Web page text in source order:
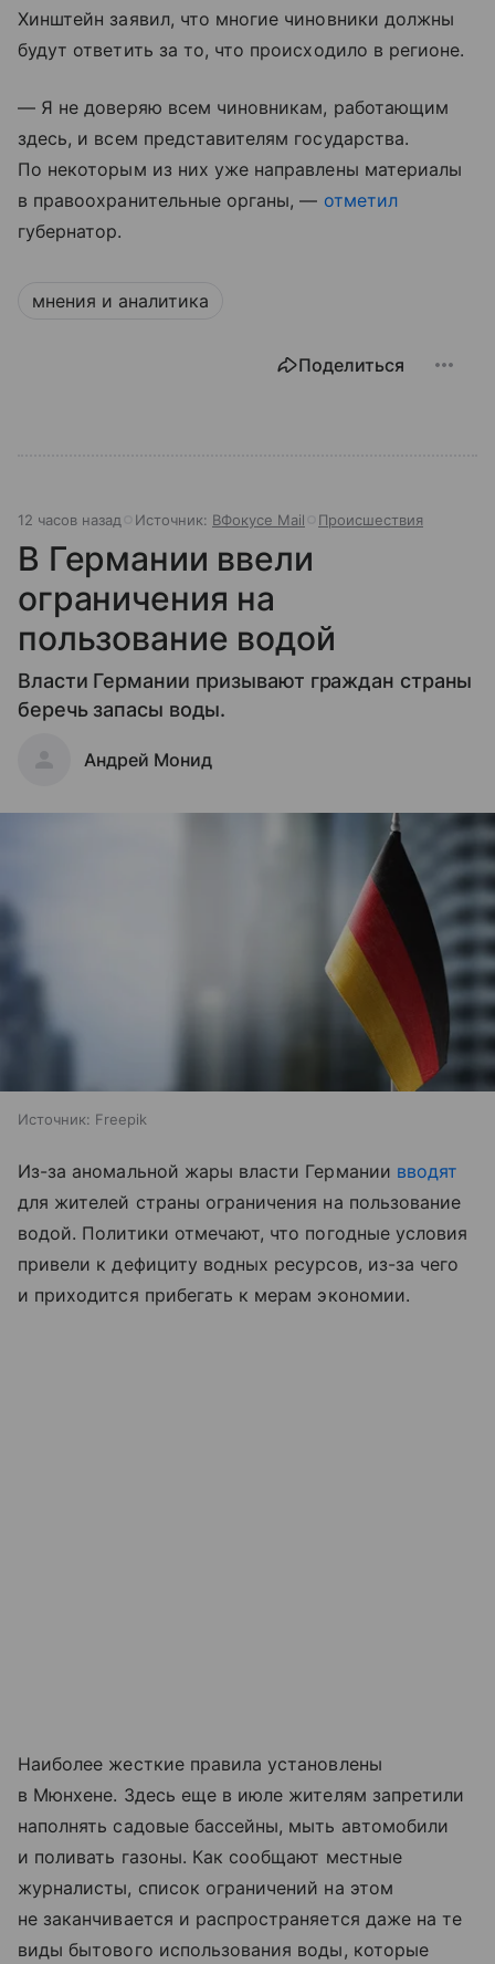
Хинштейн заявил, что многие чиновники должны
будут ответить за то, что происходило в регионе.
— Я не доверяю всем чиновникам, работающим
здесь, и всем представителям государства.
По некоторым из них уже направлены материалы
в правоохранительные органы, — отметил
губернатор.
мнения и аналитика
Поделиться
12 часов назад Источник: ВФокусе Mail Происшествия
В Германии ввели
ограничения на
пользование водой
Власти Германии призывают граждан страны
беречь запасы воды.
Андрей Монид
Источник: Freepik
Из-за аномальной жары власти Германии вводят
для жителей страны ограничения на пользование
водой. Политики отмечают, что погодные условия
привели к дефициту водных ресурсов, из-за чего
и приходится прибегать к мерам экономии.
Наиболее жесткие правила установлены
в Мюнхене. Здесь еще в июле жителям запретили
наполнять садовые бассейны, мыть автомобили
и поливать газоны. Как сообщают местные
журналисты, список ограничений на этом
не заканчивается и распространяется даже на те
виды бытового использования воды, которые